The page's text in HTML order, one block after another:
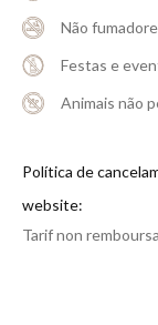
Não
Festas e
Animais não
Política de
website:
Tarif non